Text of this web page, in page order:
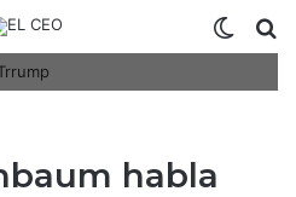
sostuvieron una llamada sobre
habla